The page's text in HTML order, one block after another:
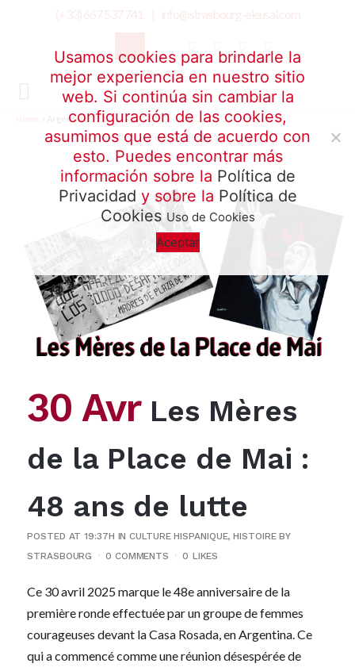
Argentine
30 Avr Les Mères
de la Place de Mai :
48 ans de lutte
POSTED AT 19:37H INCULTURE HISPANIQUE,HISTOIRE BY
STRASBOURG
0 COMMENTS 0 LIKES
Ce 30 avril 2025 marque le 48e anniversaire de la
première ronde effectuée par un groupe de femmes
courageuses devant la Casa Rosada, en Argentina. Ce
qui a commencé comme une réunion désespérée de
Usamos cookies para brindarle la
mejor experiencia en nuestro sitio
web. Si continúa sin cambiar la
configuración de las cookies,
asumimos que está de acuerdo con
esto. Puedes encontrar más
información sobre la Política de
Privacidad y sobre la Política de
Cookies Uso de Cookies
Aceptar